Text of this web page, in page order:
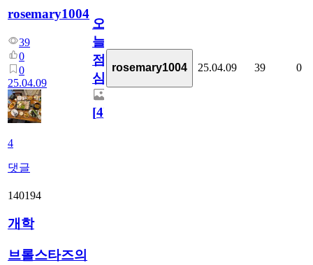
rosemary1004
39
0
0
25.04.09
4
댓글
오
늘
점
심
[4]
rosemary1004 25.04.09 39 0
140194
개학
브롤스타즈의